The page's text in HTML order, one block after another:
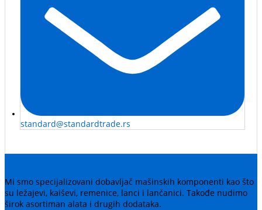
standard@standardtrade.rs
Mi smo specijalizovani dobavljač mašinskih komponenti kao što
su ležajevi, kaiševi, remenice, lanci i lančanici. Takođe nudimo
širok asortiman alata i drugih dodataka.